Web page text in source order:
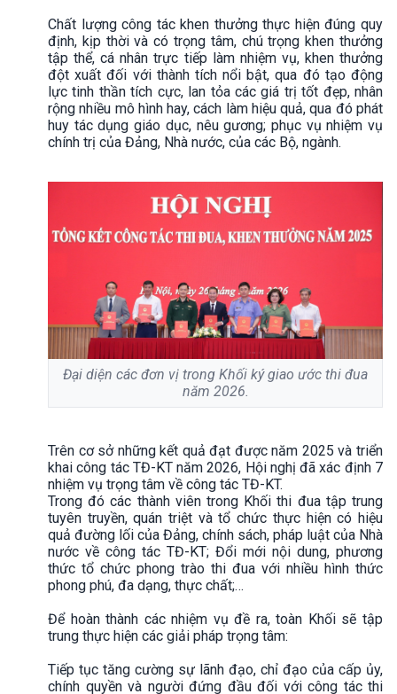
Chất lượng công tác khen thưởng thực hiện đúng quy
định, kịp thời và có trọng tâm, chú trọng khen thưởng
tập thể, cá nhân trực tiếp làm nhiệm vụ, khen thưởng
đột xuất đối với thành tích nổi bật, qua đó tạo động
lực tinh thần tích cực, lan tỏa các giá trị tốt đẹp, nhân
rộng nhiều mô hình hay, cách làm hiệu quả, qua đó phát
huy tác dụng giáo dục, nêu gương; phục vụ nhiệm vụ
chính trị của Đảng, Nhà nước, của các Bộ, ngành.
Đại diện các đơn vị trong Khối ký giao ước thi đua
năm 2026.
Trên cơ sở những kết quả đạt được năm 2025 và triển
khai công tác TĐ-KT năm 2026, Hội nghị đã xác định 7
nhiệm vụ trọng tâm về công tác TĐ-KT.
Trong đó các thành viên trong Khối thi đua tập trung
tuyên truyền, quán triệt và tổ chức thực hiện có hiệu
quả đường lối của Đảng, chính sách, pháp luật của Nhà
nước về công tác TĐ-KT; Đổi mới nội dung, phương
thức tổ chức phong trào thi đua với nhiều hình thức
phong phú, đa dạng, thực chất;…
Để hoàn thành các nhiệm vụ đề ra, toàn Khối sẽ tập
trung thực hiện các giải pháp trọng tâm:
Tiếp tục tăng cường sự lãnh đạo, chỉ đạo của cấp ủy,
chính quyền và người đứng đầu đối với công tác thi